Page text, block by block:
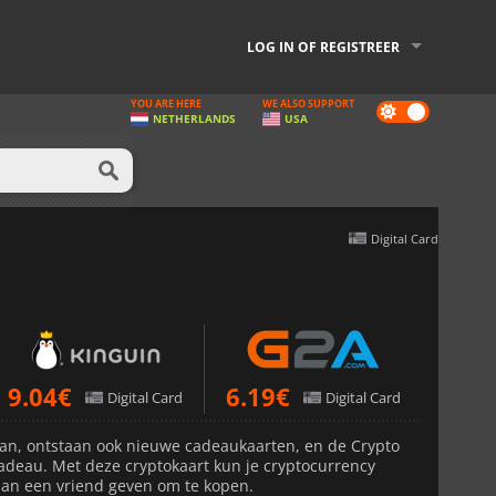
LOG IN OF REGISTREER
Dark
mode
YOU ARE HERE
NETHERLANDS
WE ALSO SUPPORT
USA
Digital Card
9.04€ Digital Card 6.19€ Digital Card
ontstaan ook nieuwe cadeaukaarten, en de Crypto
Met deze cryptokaart kun je cryptocurrency
een vriend geven om te kopen.